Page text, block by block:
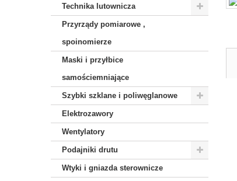
Technika lutownicza
Przyrządy pomiarowe ,
spoinomierze
Maski i przyłbice
samościemniające
Szybki szklane i poliwęglanowe
Elektrozawory
Wentylatory
Podajniki drutu
Wtyki i gniazda sterownicze